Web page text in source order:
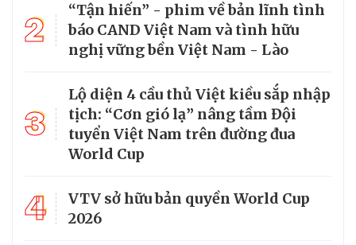
2
“Tận hiến” - phim về bản lĩnh tình
báo CAND Việt Nam và tình hữu
nghị vững bền Việt Nam - Lào
3
Lộ diện 4 cầu thủ Việt kiều sắp nhập
tịch: “Cơn gió lạ” nâng tầm Đội
tuyển Việt Nam trên đường đua
World Cup
4
VTV sở hữu bản quyền World Cup
2026